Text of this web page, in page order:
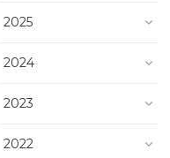
2025
2024
2023
2022